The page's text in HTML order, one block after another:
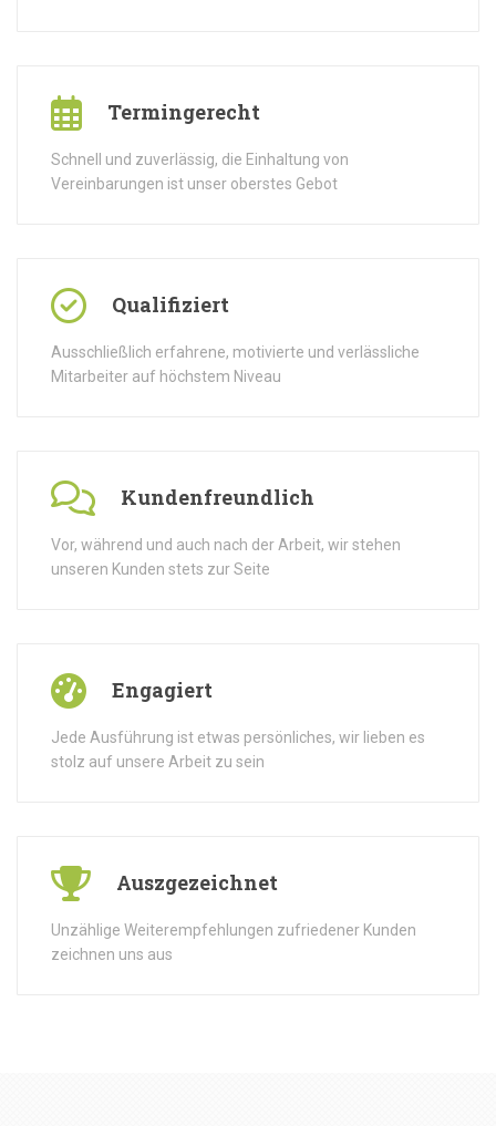
Termingerecht
Schnell und zuverlässig, die Einhaltung von
Vereinbarungen ist unser oberstes Gebot
Qualifiziert
Ausschließlich erfahrene, motivierte und verlässliche
Mitarbeiter auf höchstem Niveau
Kundenfreundlich
Vor, während und auch nach der Arbeit, wir stehen
unseren Kunden stets zur Seite
Engagiert
Jede Ausführung ist etwas persönliches, wir lieben es
stolz auf unsere Arbeit zu sein
Auszgezeichnet
Unzählige Weiterempfehlungen zufriedener Kunden
zeichnen uns aus